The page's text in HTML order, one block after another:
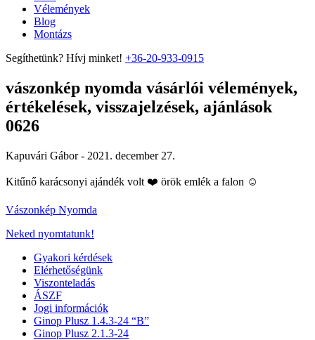
Vélemények
Blog
Montázs
Segíthetünk? Hívj minket! +36-20-933-0915
vászonkép nyomda vásárlói vélemények,
értékelések, visszajelzések, ajánlások
0626
Kapuvári Gábor - 2021. december 27.
Kitűnő karácsonyi ajándék volt ❤️ örök emlék a falon ☺️
Vászonkép Nyomda
Neked nyomtatunk!
Gyakori kérdések
Elérhetőségünk
Viszonteladás
ÁSZF
Jogi információk
Ginop Plusz 1.4.3-24 “B”
Ginop Plusz 2.1.3-24